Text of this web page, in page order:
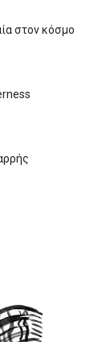
στον κόσμο